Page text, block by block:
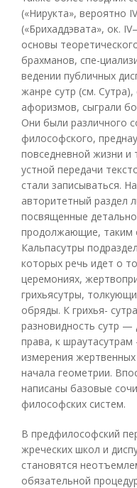
(«Нирукта», вероятно
(«Брихаддэвата», ок.
основы
брахманов, спе-
ведении публичных
жанре сутр (см.
афоризмов, сыграли
Они были различного
философского,
повседневной жизни и
устной передачи
стали записываться.
авторитетный раздел
посвященные
продолжающие, таким
Кальпасутры
которых речь идет о
церемониях,
грихьясутры,
обряды. К грихья-
разновидность сутр —
права, к
измерения
начала геометрии.
написаны базовые
философских систем.
В предфилософский
жреческих школ и
становятся
обязательной